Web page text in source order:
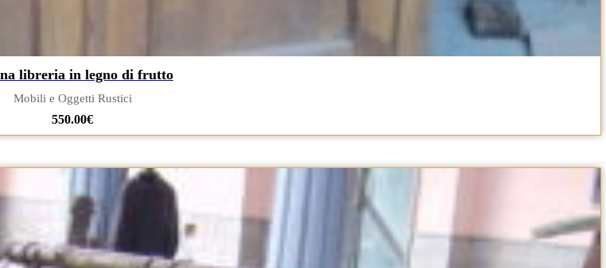
libreria in legno di frutto
Mobili e Oggetti Rustici
550.00€